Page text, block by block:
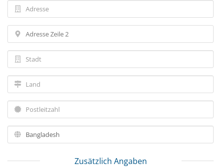
Zusätzlich Angaben